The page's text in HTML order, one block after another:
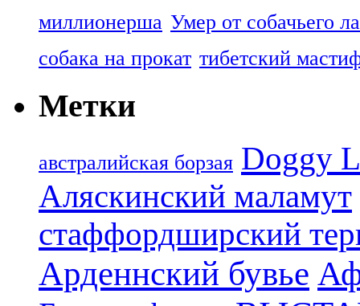
миллионерша Умер от собачьего
собака на прокат тибетский
Метки
aвстралийская борзая Doggy
Аляскинский маламут
стаффордширский
Арденнский бувье